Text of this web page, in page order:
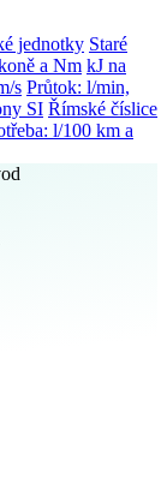
jednotky Staré
a Nm kJ na
s Průtok: l/min,
SI Římské číslice
l/100 km a